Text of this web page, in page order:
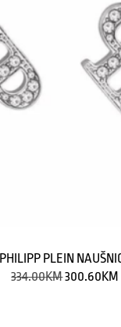
PHILIPP PLEIN
334.00KM300.60 KM